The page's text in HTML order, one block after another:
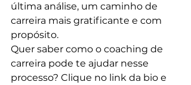
última análise, um caminho de
carreira mais gratificante e com
propósito.
Quer saber como o coaching de
carreira pode te ajudar nesse
processo? Clique no link da bio e